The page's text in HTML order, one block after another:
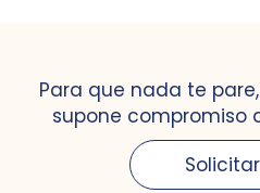
Para que nada te
supone compromiso